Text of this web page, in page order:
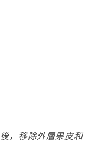
，移除外層果皮和